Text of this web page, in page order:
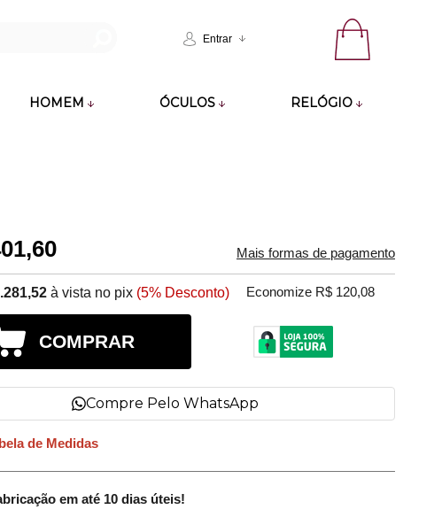
Entrar
HOMEM ÓCULOS RELÓGIO
Mais formas de pagamento
à vista no pix (5% Desconto) Economize R$ 120,08
COMPRAR
Compre Pelo WhatsApp
de Medidas
em até 10 dias úteis!